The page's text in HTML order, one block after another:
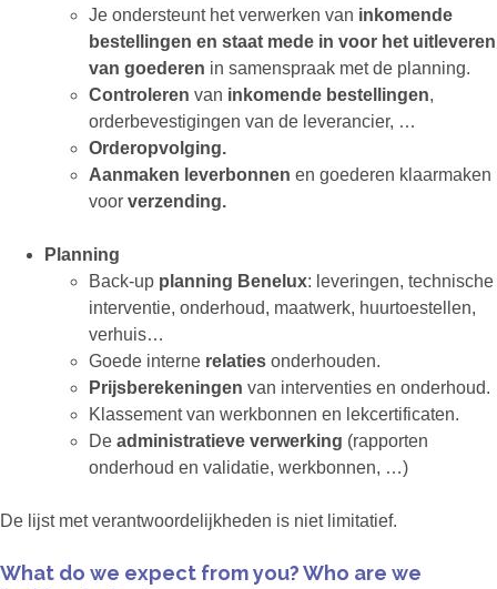
Je ondersteunt het verwerken van inkomende
bestellingen en staat mede in voor het uitleveren
van goederen in samenspraak met de planning.
Controleren van inkomende bestellingen,
orderbevestigingen van de leverancier, …
Orderopvolging.
Aanmaken leverbonnen en goederen klaarmaken
voor verzending.
Planning
Back-up planning Benelux: leveringen, technische
interventie, onderhoud, maatwerk, huurtoestellen,
verhuis…
Goede interne relaties onderhouden.
Prijsberekeningen van interventies en onderhoud.
Klassement van werkbonnen en lekcertificaten.
De administratieve verwerking (rapporten
onderhoud en validatie, werkbonnen, …)
De lijst met verantwoordelijkheden is niet limitatief.
What do we expect from you? Who are we